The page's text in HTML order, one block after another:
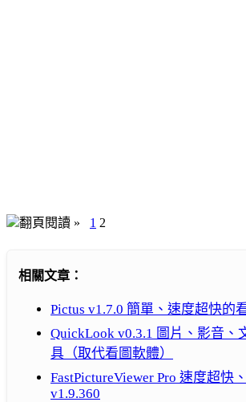
翻頁閱讀 » 1 2
相關文章：
Pictus v1.7.0 簡單、速度超快的
QuickLook v0.3.1 圖片、影音、
具（取代看圖軟體）
FastPictureViewer Pro 速度超快
v1.9.360